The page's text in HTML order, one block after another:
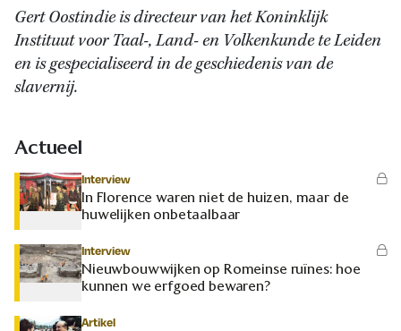
Gert Oostindie is directeur van het Koninklijk
Instituut voor Taal-, Land- en Volkenkunde te Leiden
en is gespecialiseerd in de geschiedenis van de
slavernij.
Actueel
Interview
In Florence waren niet de huizen, maar de
huwelijken onbetaalbaar
Interview
Nieuwbouwwijken op Romeinse ruïnes: hoe
kunnen we erfgoed bewaren?
Artikel